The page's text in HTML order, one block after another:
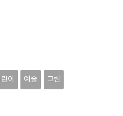
대상
이 예술 그림